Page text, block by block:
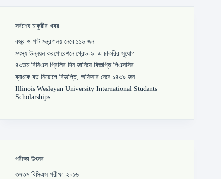
সর্বশেষ চাকুরীর খবর
বস্ত্র ও পাট মন্ত্রণালয় নেবে ১১৬ জন
মৎস্য উন্নয়ন করপোরেশনে গ্রেড-৯–এ চাকরির সুযোগ
৪৩তম বিসিএস প্রিলির দিন জানিয়ে বিজ্ঞপ্তি পিএসসির
ব্যাংকে বড় নিয়োগে বিজ্ঞপ্তি, অফিসার নেবে ১৪৩৯ জন
Illinois Wesleyan University International Students
Scholarships
পরীক্ষা উৎসব
৩৭তম বিসিএস পরীক্ষা ২০১৬